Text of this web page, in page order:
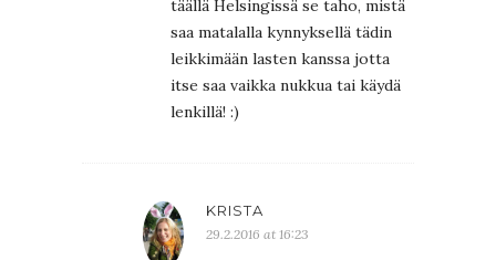
täällä Helsingissä se taho, mistä
saa matalalla kynnyksellä tädin
leikkimään lasten kanssa jotta
itse saa vaikka nukkua tai käydä
lenkillä! :)
KRISTA
29.2.2016 at 16:23